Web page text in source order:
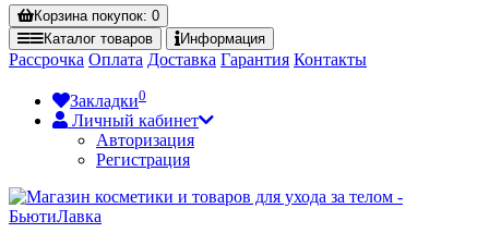
Корзинапокупок: 0
Каталог товаров Информация
Рассрочка Оплата Доставка Гарантия Контакты
Закладки0
Личный кабинет
Авторизация
Регистрация